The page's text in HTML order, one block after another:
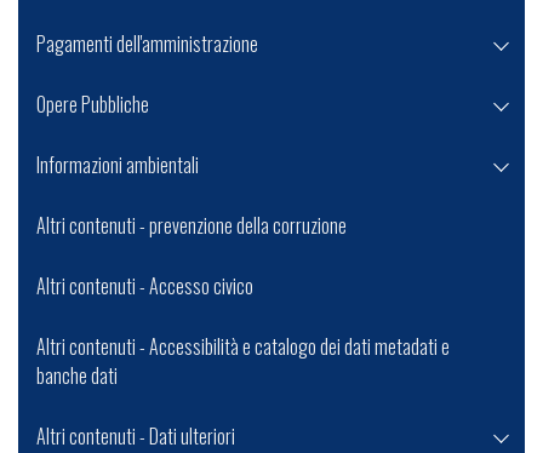
Pagamenti dell'amministrazione
Opere Pubbliche
Informazioni ambientali
Altri contenuti - prevenzione della corruzione
Altri contenuti - Accesso civico
Altri contenuti - Accessibilità e catalogo dei dati metadati e
banche dati
Altri contenuti - Dati ulteriori